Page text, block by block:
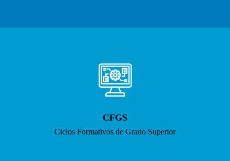
CFGS
Ciclos Formativos de Grado Superior